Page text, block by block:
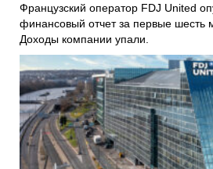
Французский оператор FDJ United
финансовый отчет за первые шесть
Доходы компании упали.